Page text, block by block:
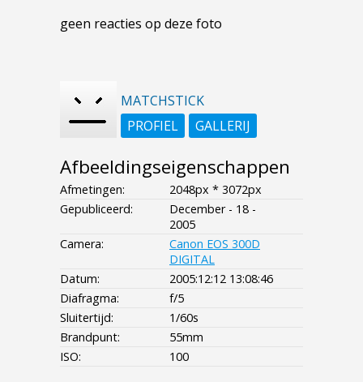
geen reacties op deze foto
MATCHSTICK
PROFIEL
GALLERIJ
Afbeeldingseigenschappen
Afmetingen:
2048px * 3072px
Gepubliceerd:
December - 18 -
2005
Camera:
Canon EOS 300D
DIGITAL
Datum:
2005:12:12 13:08:46
Diafragma:
f/5
Sluitertijd:
1/60s
Brandpunt:
55mm
ISO:
100